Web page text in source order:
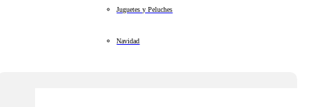
Juguetes y Peluches
Navidad